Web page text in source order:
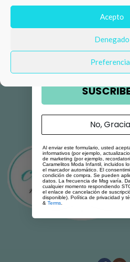
Acepto
Denegado
Número de teléfono
Email
No,
Al enviar este formulario, usted
informativos (por ejemplo,
de marketing (por ejemplo,
Caramelitos Moda Infantil, incluidos
el marcador automático. El
condición de compra. Se pueden
datos. La frecuencia de Msg varía.
cualquier momento respondiendo
el enlace de cancelación de
disponible). Política de privacidad y
& Terms